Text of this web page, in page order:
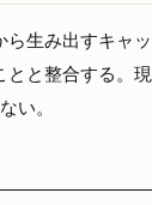
ら生み出すキャッ
とと整合する。現
い。